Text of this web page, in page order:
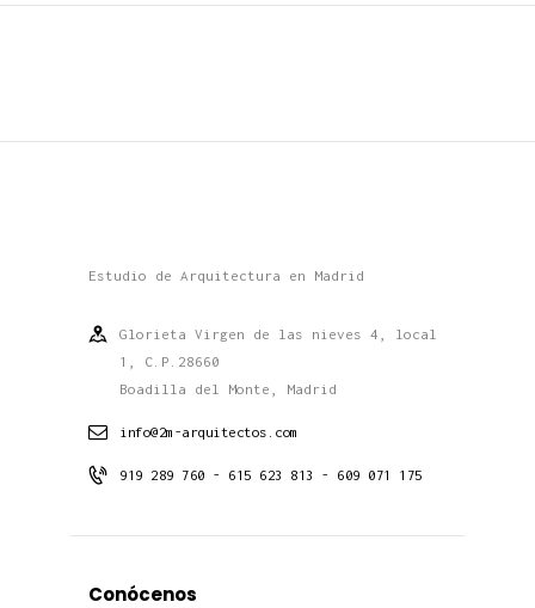
Estudio de Arquitectura en Madrid
Glorieta Virgen de las nieves 4, local
1, C.P.28660
Boadilla del Monte, Madrid
info@2m-arquitectos.com
919 289 760 - 615 623 813 - 609 071 175
Conócenos